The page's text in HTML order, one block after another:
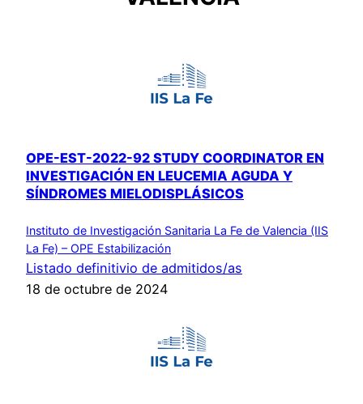
OPE-EST-2022-92 STUDY COORDINATOR EN
INVESTIGACIÓN EN LEUCEMIA AGUDA Y
SÍNDROMES MIELODISPLÁSICOS
Instituto de Investigación Sanitaria La Fe de Valencia (IIS
La Fe) – OPE Estabilización
Listado definitivio de admitidos/as
18 de octubre de 2024